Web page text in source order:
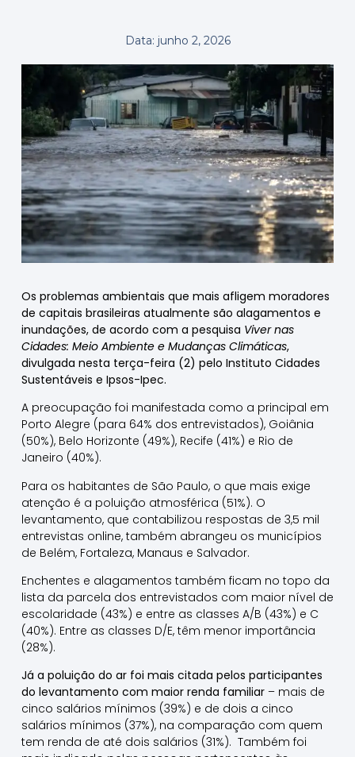
Data: junho 2, 2026
Os problemas ambientais que mais afligem moradores
de capitais brasileiras atualmente são alagamentos e
inundações, de acordo com a pesquisa Viver nas
Cidades: Meio Ambiente e Mudanças Climáticas,
divulgada nesta terça-feira (2) pelo Instituto Cidades
Sustentáveis e Ipsos-Ipec.
A preocupação foi manifestada como a principal em
Porto Alegre (para 64% dos entrevistados), Goiânia
(50%), Belo Horizonte (49%), Recife (41%) e Rio de
Janeiro (40%).
Para os habitantes de São Paulo, o que mais exige
atenção é a poluição atmosférica (51%). O
levantamento, que contabilizou respostas de 3,5 mil
entrevistas online, também abrangeu os municípios
de Belém, Fortaleza, Manaus e Salvador.
Enchentes e alagamentos também ficam no topo da
lista da parcela dos entrevistados com maior nível de
escolaridade (43%) e entre as classes A/B (43%) e C
(40%). Entre as classes D/E, têm menor importância
(28%).
Já a poluição do ar foi mais citada pelos participantes
do levantamento com maior renda familiar – mais de
cinco salários mínimos (39%) e de dois a cinco
salários mínimos (37%), na comparação com quem
tem renda de até dois salários (31%). Também foi